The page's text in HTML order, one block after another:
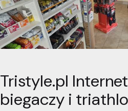
Tristyle.pl
biegaczy i